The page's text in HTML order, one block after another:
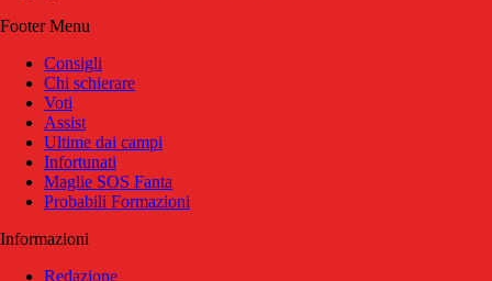
Footer Menu
Consigli
Chi schierare
Voti
Assist
Ultime dai campi
Infortunati
Maglie SOS Fanta
Probabili Formazioni
Informazioni
Redazione